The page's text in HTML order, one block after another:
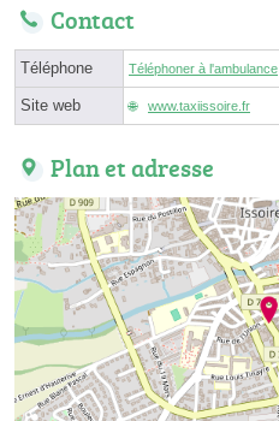
Contact
Téléphone Téléphoner à l'ambulance
Site web www.taxiissoire.fr
Plan et adresse